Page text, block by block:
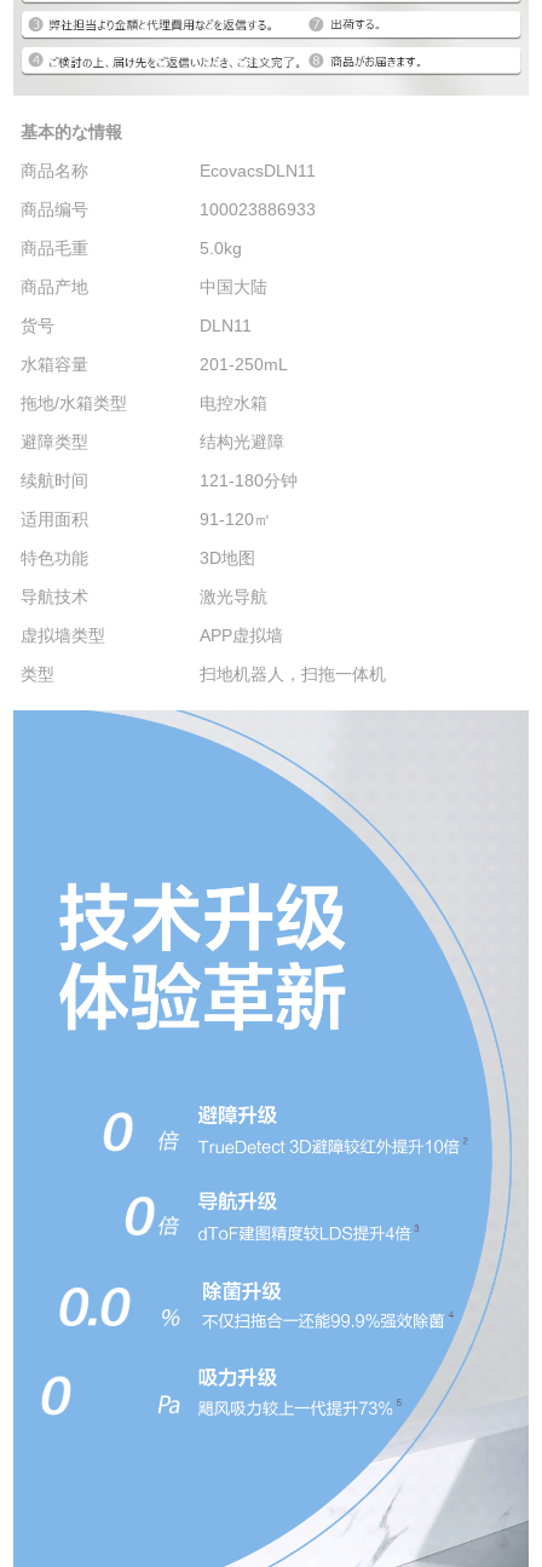
基本的な情報
商品名称
EcovacsDLN11
商品编号
100023886933
商品毛重
5.0kg
商品产地
中国大陆
货号
DLN11
水箱容量
201-250mL
拖地/水箱类型
电控水箱
避障类型
结构光避障
续航时间
121-180分钟
适用面积
91-120㎡
特色功能
3D地图
导航技术
激光导航
虚拟墙类型
APP虚拟墙
类型
扫地机器人，扫拖一体机